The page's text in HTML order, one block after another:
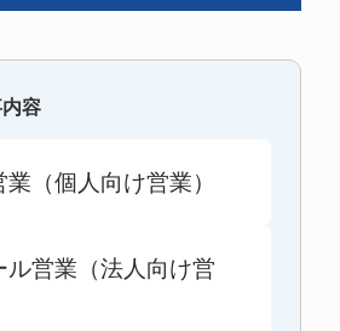
容
業（個人向け営業）
ル営業（法人向け営